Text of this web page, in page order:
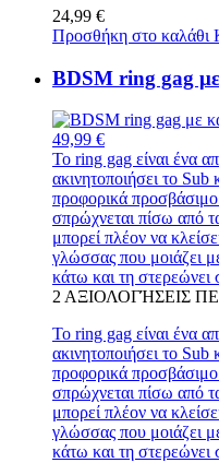
24,99 €
Προσθήκη στο καλάθι
BDSM ring gag
49,99 €
Το ring gag είναι ένα
ακινητοποιήσει το Sub
προφορικά
σπρώχνεται πίσω από
μπορεί πλέον να
γλώσσας που μοιάζει
κάτω και τη στερεώνει
2 ΑΞΙΟΛΟΓΉΣΕΙΣ
Το ring gag είναι ένα
ακινητοποιήσει το Sub
προφορικά
σπρώχνεται πίσω από
μπορεί πλέον να
γλώσσας που μοιάζει
κάτω και τη στερεώνει